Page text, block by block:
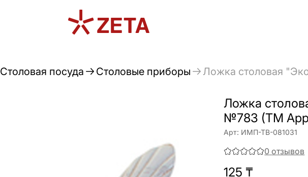
Столовая посуда Столовые приборы Ложка столовая
Ложка
№783 (ТМ
Арт: ИМП-ТВ-081031
0 отзывов
125 ₸